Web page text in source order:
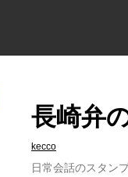
長崎弁
kecco
日常会話のスタン